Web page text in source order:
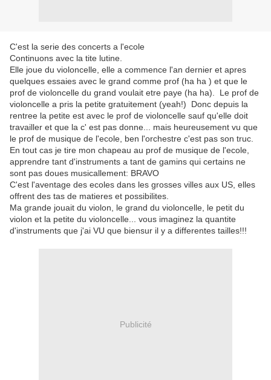
C'est la serie des concerts a l'ecole
Continuons avec la tite lutine.
Elle joue du violoncelle, elle a commence l'an dernier et apres
quelques essaies avec le grand comme prof (ha ha ) et que le
prof de violoncelle du grand voulait etre paye (ha ha). Le prof de
violoncelle a pris la petite gratuitement (yeah!) Donc depuis la
rentree la petite est avec le prof de violoncelle sauf qu'elle doit
travailler et que la c' est pas donne... mais heureusement vu que
le prof de musique de l'ecole, ben l'orchestre c'est pas son truc.
En tout cas je tire mon chapeau au prof de musique de l'ecole,
apprendre tant d'instruments a tant de gamins qui certains ne
sont pas doues musicallement: BRAVO
C'est l'aventage des ecoles dans les grosses villes aux US, elles
offrent des tas de matieres et possibilites.
Ma grande jouait du violon, le grand du violoncelle, le petit du
violon et la petite du violoncelle... vous imaginez la quantite
d'instruments que j'ai VU que biensur il y a differentes tailles!!!
Publicité